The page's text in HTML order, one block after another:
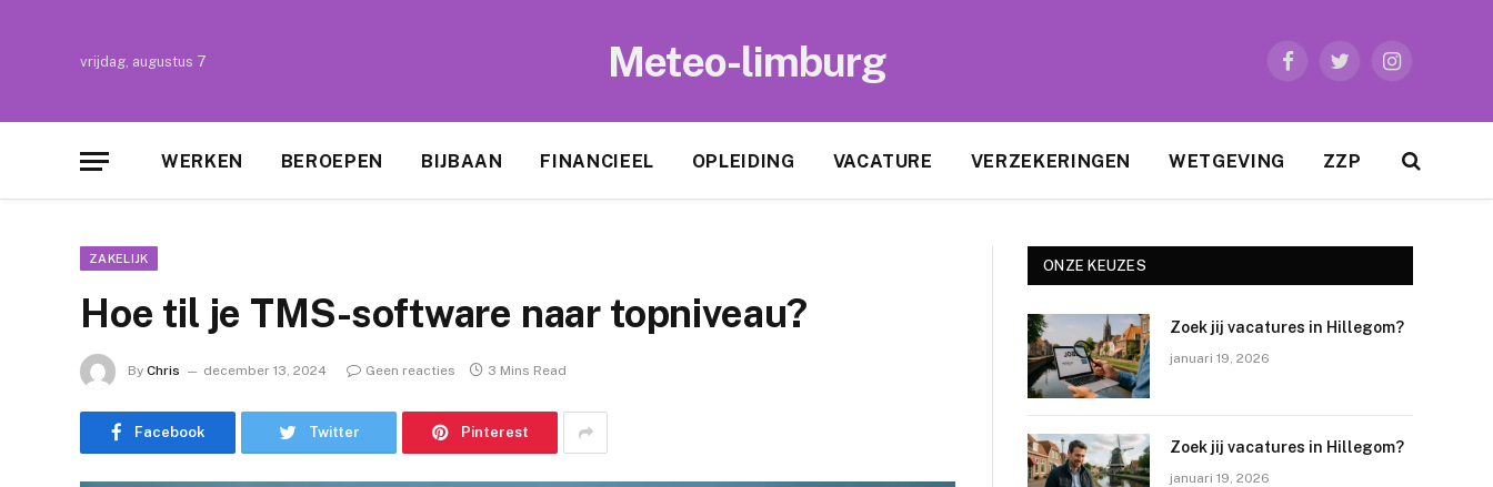
vrijdag, augustus 7 Meteo-limburg FacebookTwitterInstagram
WERKEN BEROEPEN BIJBAAN FINANCIEEL OPLEIDING VACATURE VERZEKERINGEN WETGEVING ZZP
ZAKELIJK
Hoe til je TMS-software naar topniveau?
By Chris december 13, 2024 Geen reacties 3 Mins Read
Facebook Twitter Pinterest
ONZE KEUZES
Zoek jij vacatures in Hillegom?
januari 19, 2026
Zoek jij vacatures in Hillegom?
januari 19, 2026